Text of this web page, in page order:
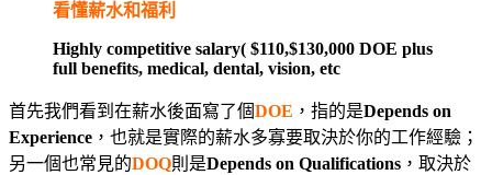
看懂薪水和福利
Highly competitive salary( $110,$130,000 DOE plus
full benefits, medical, dental, vision, etc
首先我們看到在薪水後面寫了個DOE ，指的是Depends on
Experience ，也就是實際的薪水多寡要取決於你的工作經驗；
另一個也常見的DOQ則是Depends on Qualifications ，取決於